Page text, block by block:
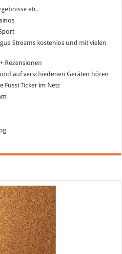
etc.
Streams kostenlos und mit vielen
Rezensionen
auf verschiedenen Geräten hören
Fussi Ticker im Netz